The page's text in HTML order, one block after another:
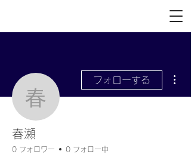
春瀬
フォローする
春瀬
0 フォロワー 0 フォロー中